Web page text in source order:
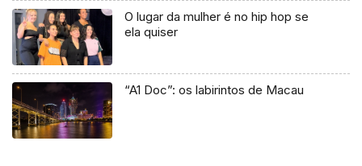
O lugar da mulher é no hip hop se
ela quiser
“A1 Doc”: os labirintos de Macau